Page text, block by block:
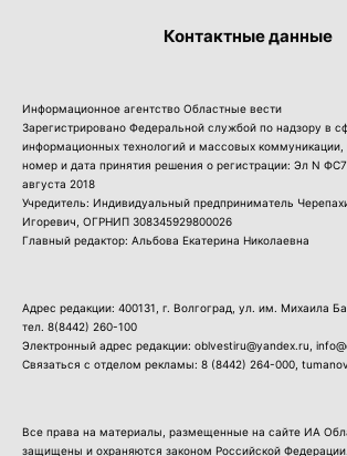
Контактные данные
Информационное агентство Областные вести
Зарегистрировано Федеральной службой по надзору в
информационных технологий и массовых коммуникации,
номер и дата принятия решения о регистрации: Эл N
августа 2018
Учредитель: Индивидуальный предприниматель
Игоревич, ОГРНИП 308345929800026
Главный редактор: Альбова Екатерина Николаевна
Адрес редакции: 400131, г. Волгоград, ул. им. Михаила
тел. 8(8442) 260-100
Электронный адрес редакции: oblvestiru@yandex.ru,
Связаться с отделом рекламы: 8 (8442) 264-000 ,
Все права на материалы, размещенные на сайте ИА
защищены и охраняются законом Российской